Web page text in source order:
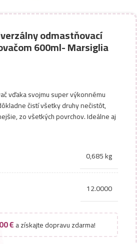
odmastňovací
600ml- Marsiglia
vďaka svojmu super výkonnému
čistí všetky druhy nečistôt,
zo všetkých povrchov. Ideálne aj
0,685 kg
12.0000
€a získajte dopravu zdarma!